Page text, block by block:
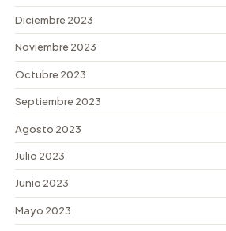
Diciembre 2023
Noviembre 2023
Octubre 2023
Septiembre 2023
Agosto 2023
Julio 2023
Junio 2023
Mayo 2023